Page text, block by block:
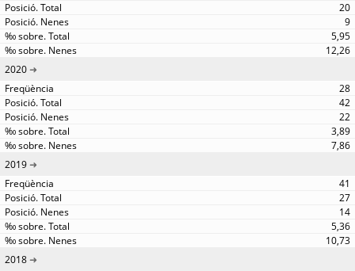
20
9
5,95
12,26
2020
28
42
22
3,89
7,86
2019
41
27
14
5,36
10,73
2018